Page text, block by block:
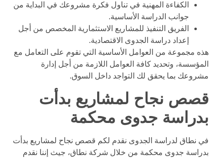
الكفاءة المهنية في تناول فكرة مشروعك في البداية من
جوانب الدراسة الأساسية.
الفريق التنفيذ للمشاريع الاستثمارية المخصص من أجل
إعداد دراسة الجدوى الاقتصادية.
هذه مجموعة من العوامل الأساسية التي تقوم على التعامل مع
المؤسسة، وتحديد كافة العوامل اللازمة من أجل إدارة
مشروعك بما يحقق لك التواجد داخل السوق.
قصص نجاح لمشاريع بدأت
بدراسة جدوى محكمة
في نطاق لدراسة الجدوى نقدم لكم قصص نجاح لمشاريع بدأت
بدراسة جدوى محكمة من خلال شركة نطاق، جيث إننا نقدم